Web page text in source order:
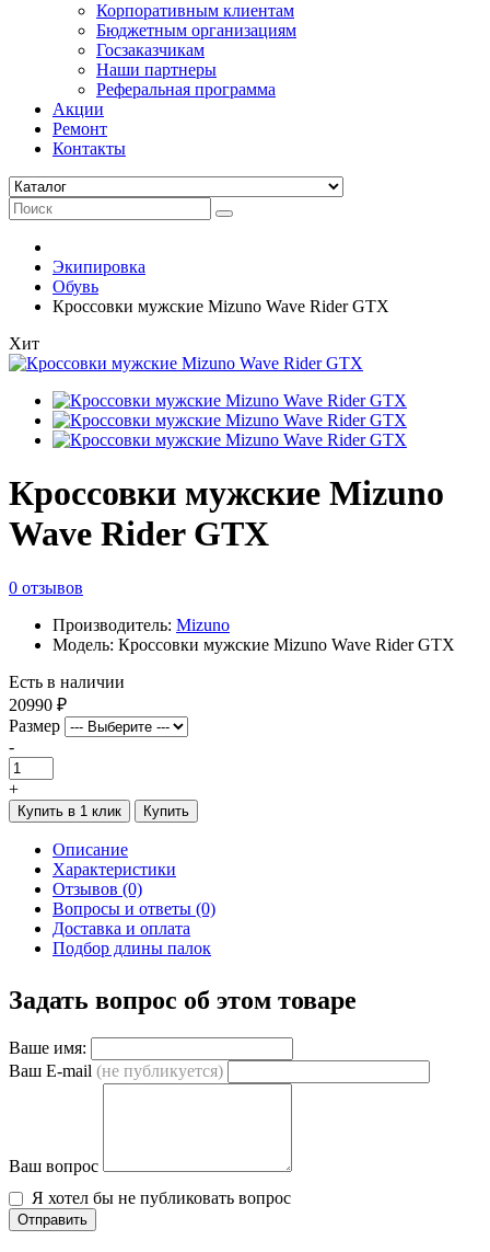
Корпоративным клиентам
Бюджетным организациям
Госзаказчикам
Наши партнеры
Реферальная программа
Акции
Ремонт
Контакты
Экипировка
Обувь
Кроссовки мужские Mizuno Wave Rider GTX
Хит
Кроссовки мужские Mizuno
Wave Rider GTX
0 отзывов
Производитель: Mizuno
Модель: Кроссовки мужские Mizuno Wave Rider GTX
Есть в наличии
20990 ₽
Размер
-
+
Купить в 1 клик Купить
Описание
Характеристики
Отзывов (0)
Вопросы и ответы (0)
Доставка и оплата
Подбор длины палок
Задать вопрос об этом товаре
Ваше имя:
Ваш E-mail (не публикуется)
Ваш вопрос
Я хотел бы не публиковать вопрос
Отправить